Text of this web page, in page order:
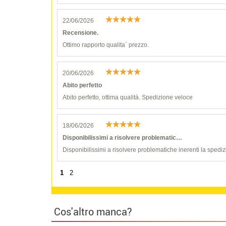
22/06/2026
Recensione.
Ottimo rapporto qualita` prezzo.
20/06/2026
Abito perfetto
Abito perfetto, ottima qualità. Spedizione veloce
18/06/2026
Disponibilissimi a risolvere problematic…
Disponibilissimi a risolvere problematiche inerenti la
1 2
Cos'altro manca?